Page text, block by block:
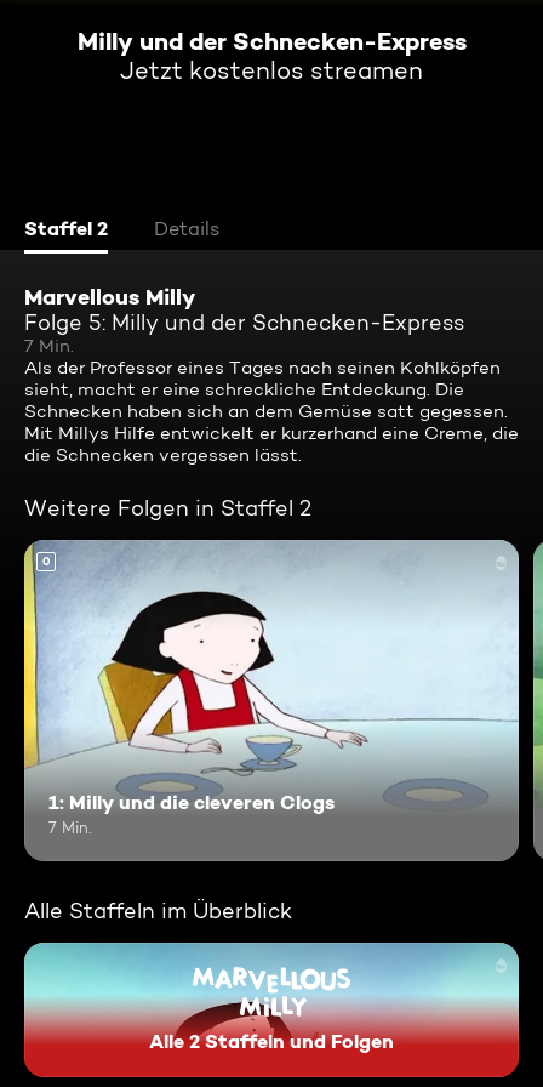
Milly und der Schnecken-Express
Jetzt kostenlos streamen
Staffel 2 Details
Marvellous Milly
Folge 5: Milly und der Schnecken-Express
7 Min.
Als der Professor eines Tages nach seinen Kohlköpfen
sieht, macht er eine schreckliche Entdeckung. Die
Schnecken haben sich an dem Gemüse satt gegessen.
Mit Millys Hilfe entwickelt er kurzerhand eine Creme, die
die Schnecken vergessen lässt.
Weitere Folgen in Staffel 2
0
1: Milly und die cleveren Clogs
7 Min.
Alle Staffeln im Überblick
Alle 2 Staffeln und Folgen